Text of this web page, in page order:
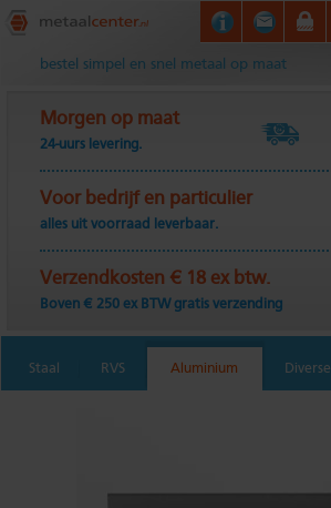
Metaalcenter.nl
bestel simpel en snel metaal op maat
Morgen op maat
24-uurs levering.
Voor bedrijf en particulier
alles uit voorraad leverbaar.
Verzendkosten € 18 ex btw.
Boven € 250 ex BTW gratis verzending
Staal RVS Aluminium Diverse